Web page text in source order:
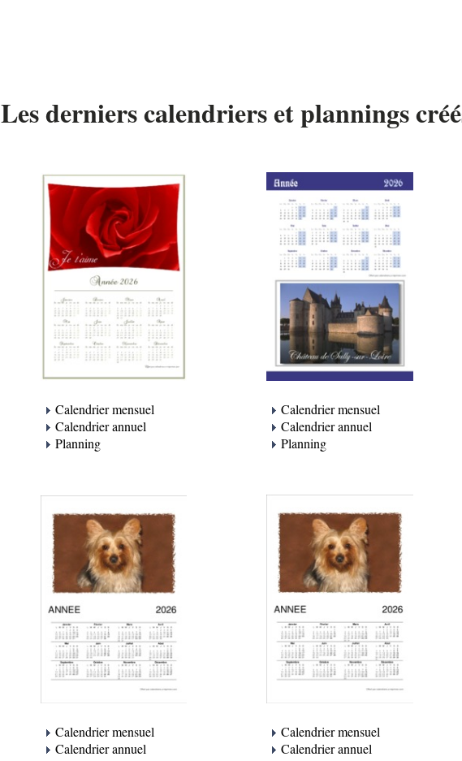
Les derniers calendriers et plannings
Calendrier mensuel
Calendrier annuel
Planning
Calendrier mensuel
Calendrier annuel
Planning
Calendrier mensuel
Calendrier annuel
Calendrier mensuel
Calendrier annuel